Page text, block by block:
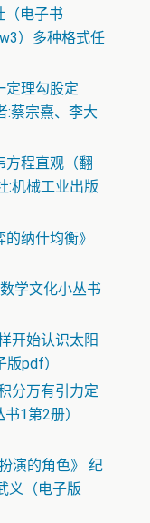
（电子书
）多种格式任
定理勾股定
:蔡宗熹、李大
方程直观（翻
:机械工业出版
纳什均衡》
学文化小丛书
开始认识太阳
pdf）
分万有引力定
1第2册）
演的角色》 纪
义（电子版